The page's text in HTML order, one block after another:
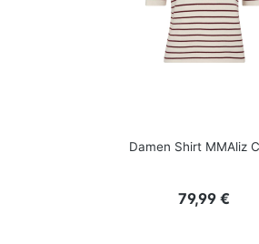
Damen Shirt MMAliz
Regulärer
79,99 €